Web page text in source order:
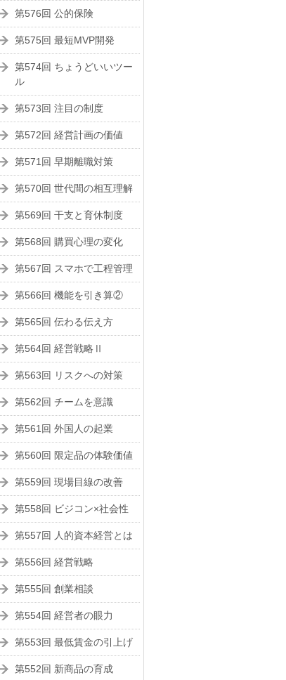
第576回 公的保険
第575回 最短MVP開発
第574回 ちょうどいいツー
ル
第573回 注目の制度
第572回 経営計画の価値
第571回 早期離職対策
第570回 世代間の相互理解
第569回 干支と育休制度
第568回 購買心理の変化
第567回 スマホで工程管理
第566回 機能を引き算②
第565回 伝わる伝え方
第564回 経営戦略Ⅱ
第563回 リスクへの対策
第562回 チームを意識
第561回 外国人の起業
第560回 限定品の体験価値
第559回 現場目線の改善
第558回 ビジコン×社会性
第557回 人的資本経営とは
第556回 経営戦略
第555回 創業相談
第554回 経営者の眼力
第553回 最低賃金の引上げ
第552回 新商品の育成